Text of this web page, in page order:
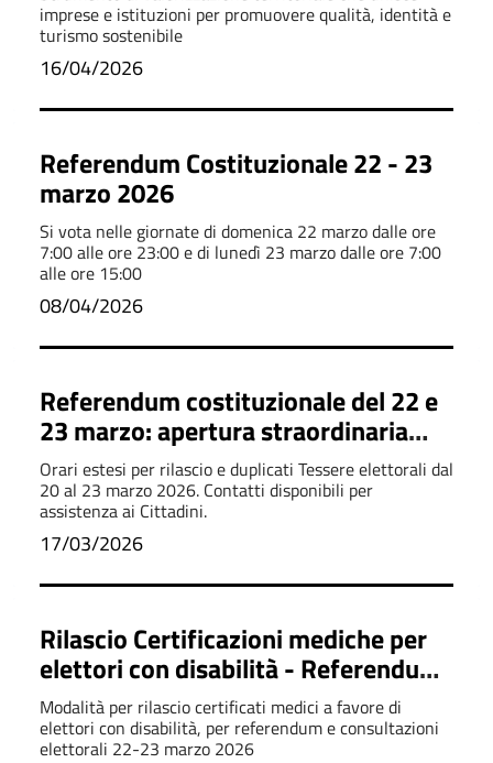
imprese e istituzioni per promuovere qualità, identità e
turismo sostenibile
16/04/2026
Referendum Costituzionale 22 - 23
marzo 2026
Si vota nelle giornate di domenica 22 marzo dalle ore
7:00 alle ore 23:00 e di lunedì 23 marzo dalle ore 7:00
alle ore 15:00
08/04/2026
Referendum costituzionale del 22 e
23 marzo: apertura straordinaria
Ufficio elettorale
Orari estesi per rilascio e duplicati Tessere elettorali dal
20 al 23 marzo 2026. Contatti disponibili per
assistenza ai Cittadini.
17/03/2026
Rilascio Certificazioni mediche per
elettori con disabilità - Referendum
22-23 marzo 2026
Modalità per rilascio certificati medici a favore di
elettori con disabilità, per referendum e consultazioni
elettorali 22-23 marzo 2026